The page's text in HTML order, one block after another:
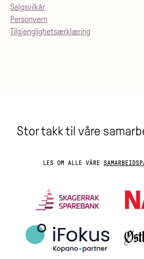
Salgsvilkår
Personvern
Tilgjenglighetsærklæring
Stor takk til våre
LES OM ALLE VÅRE